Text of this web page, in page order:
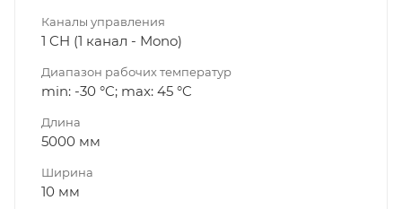
Каналы управления
1 CH (1 канал - Mono)
Диапазон рабочих температур
min: -30 °C; max: 45 °C
Длина
5000 мм
Ширина
10 мм